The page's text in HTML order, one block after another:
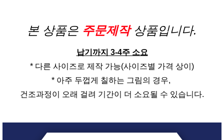
본 상품은 주문제작 상품입니다.
납기까지 3-4주 소요
* 다른 사이즈로 제작 가능(사이즈별 가격 상이)
* 아주 두껍게 칠하는 그림의 경우,
건조과정이 오래 걸려 기간이 더 소요될 수 있습니다.